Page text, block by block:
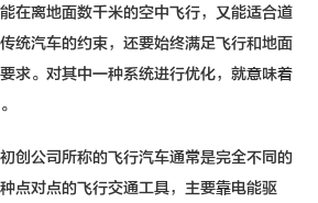
在离地面数千米的空中飞行，又能适合道
统汽车的约束，还要始终满足飞行和地面
求。对其中一种系统进行优化，就意味着
点对点的飞行交通工具，主要靠电能驱